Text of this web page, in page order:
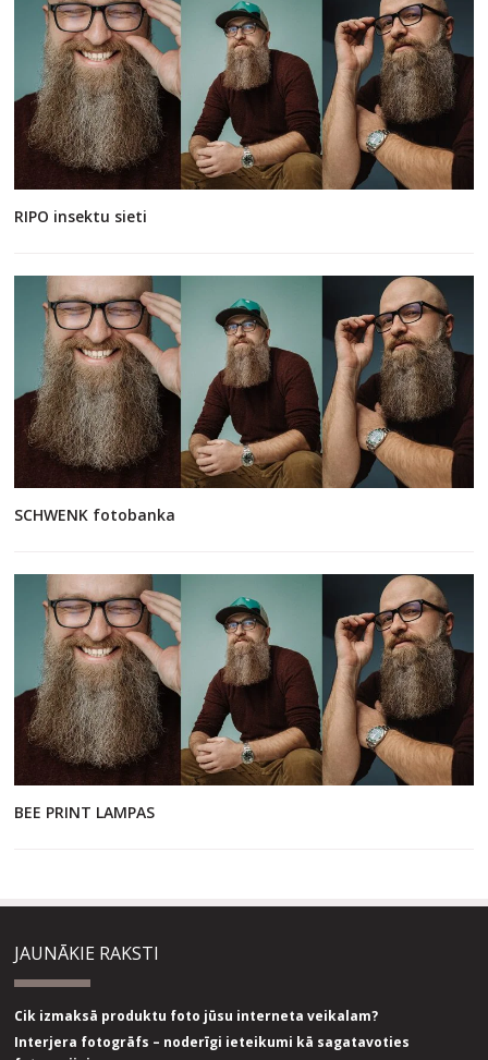
RIPO insektu sieti
SCHWENK fotobanka
BEE PRINT LAMPAS
JAUNĀKIE RAKSTI
Cik izmaksā produktu foto jūsu interneta veikalam?
Interjera fotogrāfs – noderīgi ieteikumi kā sagatavoties